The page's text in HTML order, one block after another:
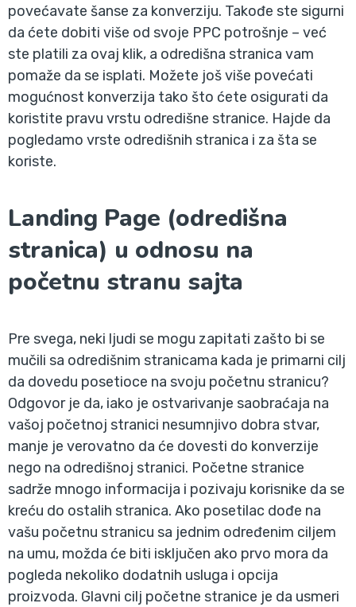
povećavate šanse za konverziju. Takođe ste sigurni
da ćete dobiti više od svoje PPC potrošnje – već
ste platili za ovaj klik, a odredišna stranica vam
pomaže da se isplati. Možete još više povećati
mogućnost konverzija tako što ćete osigurati da
koristite pravu vrstu odredišne stranice. Hajde da
pogledamo vrste odredišnih stranica i za šta se
koriste.
Landing Page (odredišna
stranica) u odnosu na
početnu stranu sajta
Pre svega, neki ljudi se mogu zapitati zašto bi se
mučili sa odredišnim stranicama kada je primarni cilj
da dovedu posetioce na svoju početnu stranicu?
Odgovor je da, iako je ostvarivanje saobraćaja na
vašoj početnoj stranici nesumnjivo dobra stvar,
manje je verovatno da će dovesti do konverzije
nego na odredišnoj stranici. Početne stranice
sadrže mnogo informacija i pozivaju korisnike da se
kreću do ostalih stranica. Ako posetilac dođe na
vašu početnu stranicu sa jednim određenim ciljem
na umu, možda će biti isključen ako prvo mora da
pogleda nekoliko dodatnih usluga i opcija
proizvoda. Glavni cilj početne stranice je da usmeri